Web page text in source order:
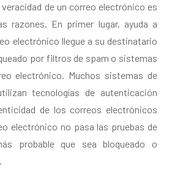
de un correo electrónico es
razones. En primer lugar, ayuda a
electrónico llegue a su destinatario
por filtros de spam o sistemas
electrónico. Muchos sistemas de
tecnologías de autenticación
de los correos electrónicos
electrónico no pasa las pruebas de
probable que sea bloqueado o